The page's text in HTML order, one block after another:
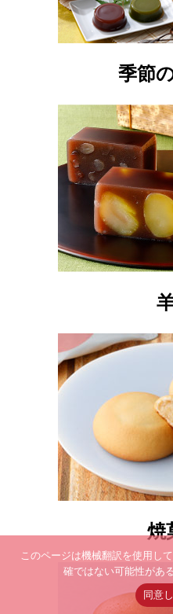
季節
焼
このページは機械翻訳を使用し
確ではない可能性があ
同意